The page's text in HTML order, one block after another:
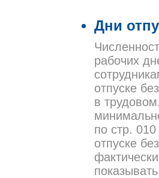
Дни
рабочих
отпуске
в
по стр.
отпуске